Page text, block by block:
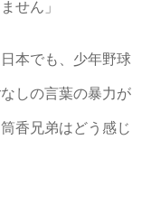
せん」
本でも、少年野球
しの言葉の暴力が
香兄弟はどう感じ